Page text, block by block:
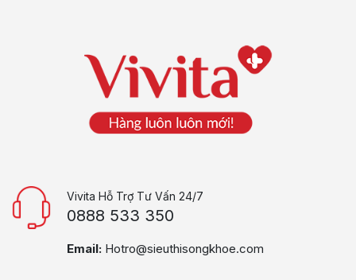
Vivita Hỗ Trợ Tư Vấn 24/7
0888 533 350
Email: Hotro@sieuthisongkhoe.com